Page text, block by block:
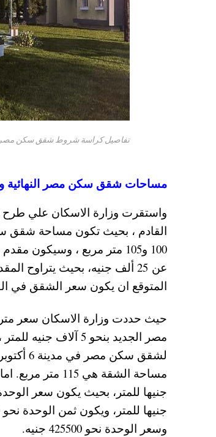
تفاصيل كراسة شروط شقق سكن مصر 2017 اماكن الشقق وسعرها وطريقة الحجز وسداد
مساحات شقق سكن مصر النهائية
المتوقع ان يكون سعر الشقق في
حيث حددت وزارة الاسكان سعر
وسعر الوحدة نحو 425500 جنيه.